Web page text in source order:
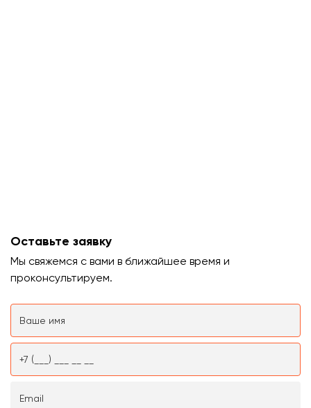
Оставьте заявку
Мы свяжемся с вами в ближайшее время и
проконсультируем.